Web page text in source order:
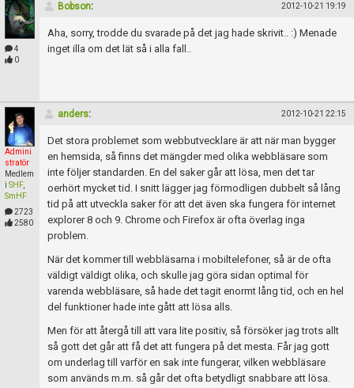
4
0
Bobson: 2012-10-21 19:19
Aha, sorry, trodde du svarade på det jag hade skrivit.. :) Menade
inget illa om det lät så i alla fall..
Admini
stratör
Medlem
i SHF,
SmHF
2723
2580
anders: 2012-10-21 22:15
Det stora problemet som webbutvecklare är att när man bygger
en hemsida, så finns det mängder med olika webbläsare som
inte följer standarden. En del saker går att lösa, men det tar
oerhört mycket tid. I snitt lägger jag förmodligen dubbelt så lång
tid på att utveckla saker för att det även ska fungera för internet
explorer 8 och 9. Chrome och Firefox är ofta överlag inga
problem.
När det kommer till webbläsarna i mobiltelefoner, så är de ofta
väldigt väldigt olika, och skulle jag göra sidan optimal för
varenda webbläsare, så hade det tagit enormt lång tid, och en hel
del funktioner hade inte gått att lösa alls.
Men för att återgå till att vara lite positiv, så försöker jag trots allt
så gott det går att få det att fungera på det mesta. Får jag gott
om underlag till varför en sak inte fungerar, vilken webbläsare
som används m.m. så går det ofta betydligt snabbare att lösa.